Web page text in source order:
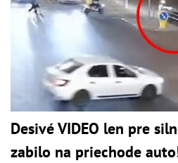
Desivé VIDEO len pre
zabilo na priechode